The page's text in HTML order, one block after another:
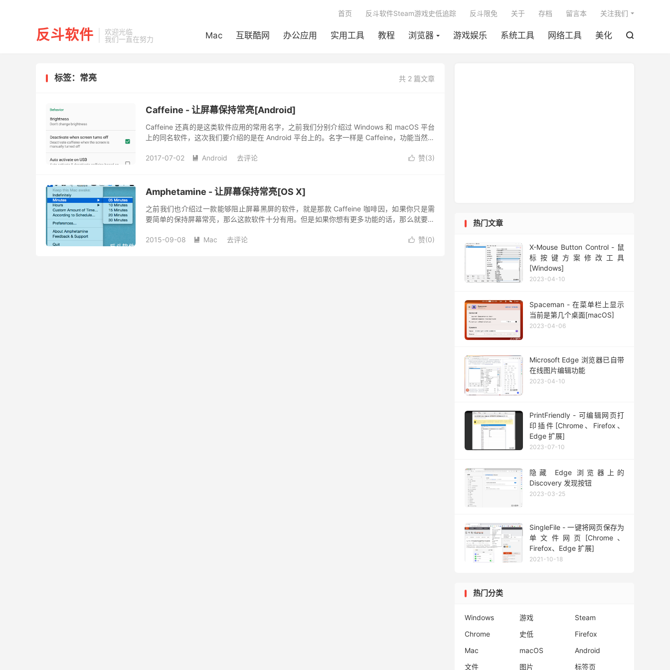
反斗软件
欢迎光临
我们一直在努力
Mac 互联酷网 办公应用 实用工具 教程 浏览器 游戏娱乐 系统工具 网络工具 美化 
首页 反斗软件Steam游戏史低追踪 反斗限免 关于 存档 留言本 关注我们
共 2 篇文章
标签：常亮
Caffeine - 让屏幕保持常亮[Android]
Caffeine 还真的是这类软件应用的常用名字，之前我们分别介绍过 Windows 和 macOS 平台
上的同名软件，这次我们要介绍的是在 Android 平台上的。名字一样是 Caffeine，功能当然也
 赞(3)
2017-07-02  Android 去评论
Amphetamine - 让屏幕保持常亮[OS X]
之前我们也介绍过一款能够阻止屏幕黑屏的软件，就是那款 Caffeine 咖啡因，如果你只是需
要简单的保持屏幕常亮，那么这款软件十分有用。但是如果你想有更多功能的话，那么就要用
 赞(0)
2015-09-08  Mac 去评论
热门文章
X-Mouse Button Control - 鼠
标按键方案修改工具
[Windows]
2023-04-10
Spaceman - 在菜单栏上显示
当前是第几个桌面[macOS]
2023-04-06
Microsoft Edge 浏览器已自带
在线图片编辑功能
2023-04-10
PrintFriendly - 可编辑网页打
印插件[Chrome、Firefox、
Edge 扩展]
2023-07-10
隐藏 Edge 浏览器上的
Discovery 发现按钮
2023-03-25
SingleFile - 一键将网页保存为
单文件网页[Chrome、
Firefox、Edge 扩展]
2021-10-18
热门分类
Windows 游戏
Steam
Chrome
史低
Firefox
Mac
macOS
Android
文件
图片 标签页